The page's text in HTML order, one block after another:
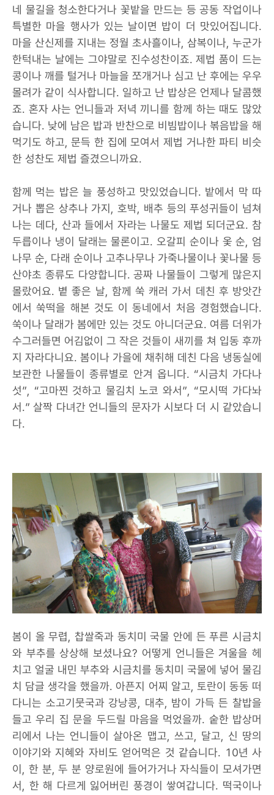
네 물길을 청소한다거나 꽃밭을 만드는 등 공동 작업이나
특별한 마을 행사가 있는 날이면 밥이 더 맛있어집니다.
마을 산신제를 지내는 정월 초사흘이나, 삼복이나, 누군가
한턱내는 날에는 그야말로 진수성찬이죠. 제법 품이 드는
콩이나 깨를 털거나 마늘을 쪼개거나 심고 난 후에는 우우
몰려가 같이 식사합니다. 일하고 난 밥상은 언제나 달콤했
죠. 혼자 사는 언니들과 저녁 끼니를 함께 하는 때도 많았
습니다. 낮에 남은 밥과 반찬으로 비빔밥이나 볶음밥을 해
먹기도 하고, 문득 한 집에 모여서 제법 거나한 파티 비슷
한 성찬도 제법 즐겼으니까요.
함께 먹는 밥은 늘 풍성하고 맛있었습니다. 밭에서 막 따
거나 뽑은 상추나 가지, 호박, 배추 등의 푸성귀들이 넘쳐
나는 데다, 산과 들에서 자라는 나물도 제법 되더군요. 참
두릅이나 냉이 달래는 물론이고. 오갈피 순이나 옻 순, 엄
나무 순, 다래 순이나 고추나무나 가죽나물이나 꽃나물 등
산야초 종류도 다양합니다. 공짜 나물들이 그렇게 많은지
몰랐어요. 볕 좋은 날, 함께 쑥 캐러 가서 데친 후 방앗간
에서 쑥떡을 해본 것도 이 동네에서 처음 경험했습니다.
쑥이나 달래가 봄에만 있는 것도 아니더군요. 여름 더위가
수그러들면 어김없이 그 작은 것들이 새끼를 쳐 입동 후까
지 자라다니요. 봄이나 가을에 채취해 데친 다음 냉동실에
보관한 나물들이 종류별로 안겨 옵니다. “시금치 가다나
섯”, “고마찐 것하고 물김치 노코 와서”, “모시떡 가다놔
서.” 살짝 다녀간 언니들의 문자가 시보다 더 시 같았습니
다.
봄이 올 무렵, 찹쌀죽과 동치미 국물 안에 든 푸른 시금치
와 부추를 상상해 보셨나요? 어떻게 언니들은 겨울을 헤
치고 얼굴 내민 부추와 시금치를 동치미 국물에 넣어 물김
치 담글 생각을 했을까. 아픈지 어찌 알고, 토란이 동동 떠
다니는 소고기뭇국과 강낭콩, 대추, 밤이 가득 든 찰밥을
들고 우리 집 문을 두드릴 마음을 먹었을까. 숱한 밥상머
리에서 나는 언니들이 살아온 맵고, 쓰고, 달고, 신 땅의
이야기와 지혜와 자비도 얻어먹은 것 같습니다. 10년 사
이, 한 분, 두 분 양로원에 들어가거나 자식들이 모셔가면
서, 한 해 다르게 잃어버린 풍경이 쌓여갑니다. 떡국이나